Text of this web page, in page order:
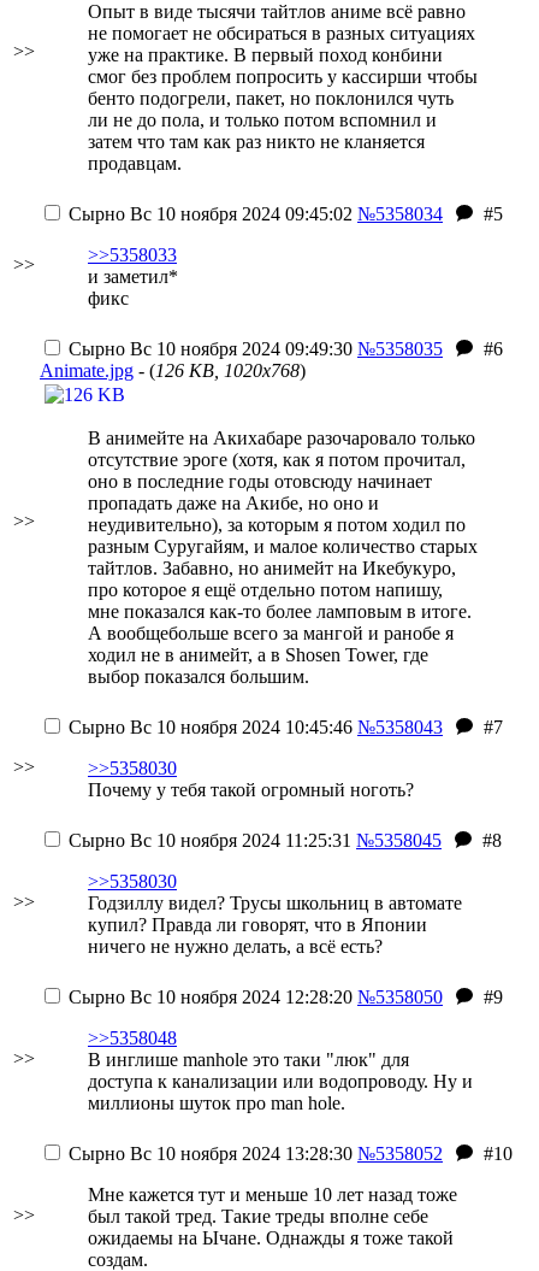
>>
Опыт в виде тысячи тайтлов аниме всё равно
не помогает не обсираться в разных ситуациях
уже на практике. В первый поход конбини
смог без проблем попросить у кассирши чтобы
бенто подогрели, пакет, но поклонился чуть
ли не до пола, и только потом вспомнил и
затем что там как раз никто не кланяется
продавцам.
>>
Сырно Вс 10 ноября 2024 09:45:02 №5358034
#5
>>5358033
и заметил*
фикс
>>
Сырно Вс 10 ноября 2024 09:49:30 №5358035
#6
Animate.jpg - (126 KB, 1020x768)
В анимейте на Акихабаре разочаровало только
отсутствие эроге (хотя, как я потом прочитал,
оно в последние годы отовсюду начинает
пропадать даже на Акибе, но оно и
неудивительно), за которым я потом ходил по
разным Суругайям, и малое количество старых
тайтлов. Забавно, но анимейт на Икебукуро,
про которое я ещё отдельно потом напишу,
мне показался как-то более ламповым в итоге.
А вообщебольше всего за мангой и ранобе я
ходил не в анимейт, а в Shosen Tower, где
выбор показался большим.
>>
Сырно Вс 10 ноября 2024 10:45:46 №5358043
#7
>>5358030
Почему у тебя такой огромный ноготь?
>>
Сырно Вс 10 ноября 2024 11:25:31 №5358045
#8
>>5358030
Годзиллу видел? Трусы школьниц в автомате
купил? Правда ли говорят, что в Японии
ничего не нужно делать, а всё есть?
>>
Сырно Вс 10 ноября 2024 12:28:20 №5358050
#9
>>5358048
В инглише manhole это таки "люк" для
доступа к канализации или водопроводу. Ну и
миллионы шуток про man hole.
>>
Сырно Вс 10 ноября 2024 13:28:30 №5358052
#10
Мне кажется тут и меньше 10 лет назад тоже
был такой тред. Такие треды вполне себе
ожидаемы на Ычане. Однажды я тоже такой
создам.